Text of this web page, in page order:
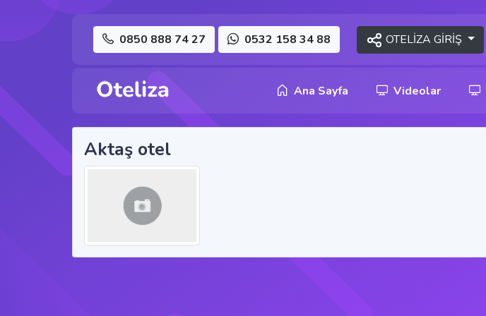
0850 888 74 27 0532 158 34 88 OTELİZA GİRİŞ
Ana Sayfa Videolar
Aktaş otel